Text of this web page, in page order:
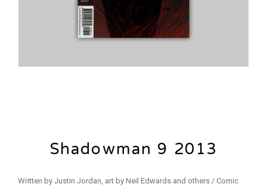
Shadowman 9 2013
Written by Justin Jordan, art by Neil Edwards and others / Comic